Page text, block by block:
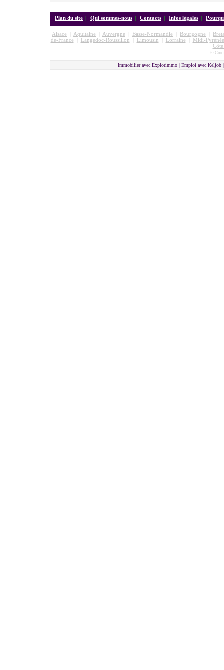
Plan du site | Qui sommes-nous | Contacts | Infos légales |
Alsace Aquitaine Auvergne Basse-Normandie Bourgogne
de-France| Langedoc-Roussillon Limousin Lorraine|
Midi-
©
Immobilier avec Explorimmo | Emploi avec Keljob